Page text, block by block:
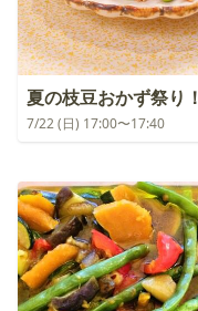
夏の枝豆おかず祭り！
7/22 (日) 17:00〜17:40